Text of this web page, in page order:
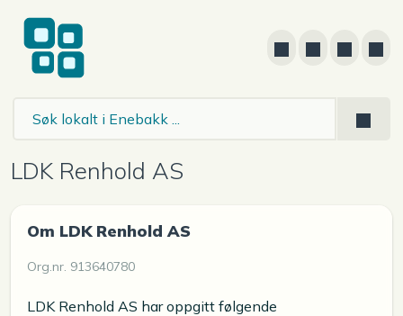
LDK Renhold AS
Om LDK Renhold AS
Org.nr. 913640780
LDK Renhold AS har oppgitt følgende